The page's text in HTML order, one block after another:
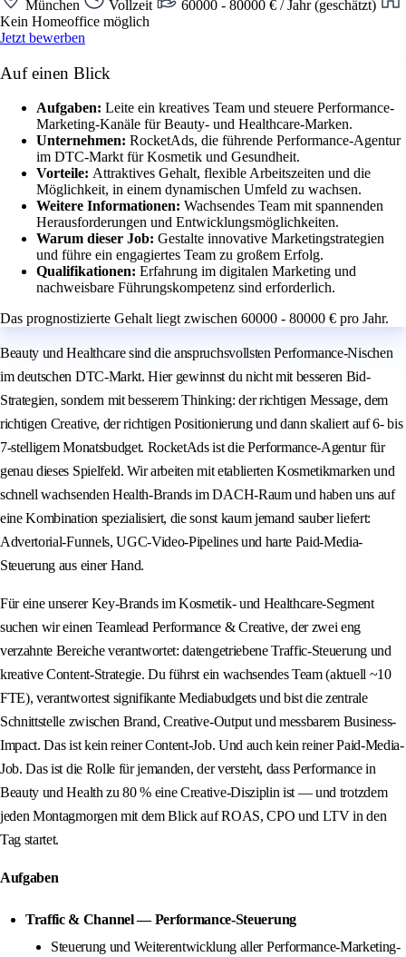
München Vollzeit
60000 - 80000 € / Jahr (geschätzt)
Kein Homeoffice möglich
Jetzt bewerben
Auf einen Blick
Aufgaben: Leite ein kreatives Team und steuere Performance-
Marketing-Kanäle für Beauty- und Healthcare-Marken.
Unternehmen: RocketAds, die führende Performance-Agentur
im DTC-Markt für Kosmetik und Gesundheit.
Vorteile: Attraktives Gehalt, flexible Arbeitszeiten und die
Möglichkeit, in einem dynamischen Umfeld zu wachsen.
Weitere Informationen: Wachsendes Team mit spannenden
Herausforderungen und Entwicklungsmöglichkeiten.
Warum dieser Job: Gestalte innovative Marketingstrategien
und führe ein engagiertes Team zu großem Erfolg.
Qualifikationen: Erfahrung im digitalen Marketing und
nachweisbare Führungskompetenz sind erforderlich.
Das prognostizierte Gehalt liegt zwischen 60000 - 80000 € pro Jahr.
Beauty und Healthcare sind die anspruchsvollsten Performance-Nischen
im deutschen DTC-Markt. Hier gewinnst du nicht mit besseren Bid-
Strategien, sondern mit besserem Thinking: der richtigen Message, dem
richtigen Creative, der richtigen Positionierung und dann skaliert auf 6- bis
7-stelligem Monatsbudget. RocketAds ist die Performance-Agentur für
genau dieses Spielfeld. Wir arbeiten mit etablierten Kosmetikmarken und
schnell wachsenden Health-Brands im DACH-Raum und haben uns auf
eine Kombination spezialisiert, die sonst kaum jemand sauber liefert:
Advertorial-Funnels, UGC-Video-Pipelines und harte Paid-Media-
Steuerung aus einer Hand.
Für eine unserer Key-Brands im Kosmetik- und Healthcare-Segment
suchen wir einen Teamlead Performance & Creative, der zwei eng
verzahnte Bereiche verantwortet: datengetriebene Traffic-Steuerung und
kreative Content-Strategie. Du führst ein wachsendes Team (aktuell ~10
FTE), verantwortest signifikante Mediabudgets und bist die zentrale
Schnittstelle zwischen Brand, Creative-Output und messbarem Business-
Impact. Das ist kein reiner Content-Job. Und auch kein reiner Paid-Media-
Job. Das ist die Rolle für jemanden, der versteht, dass Performance in
Beauty und Health zu 80 % eine Creative-Disziplin ist — und trotzdem
jeden Montagmorgen mit dem Blick auf ROAS, CPO und LTV in den
Tag startet.
Aufgaben
Traffic & Channel — Performance-Steuerung
Steuerung und Weiterentwicklung aller Performance-Marketing-